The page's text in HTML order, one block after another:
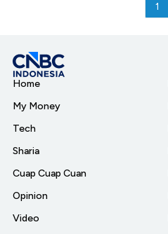
1
Home
My Money
Tech
Sharia
Cuap Cuap Cuan
Opinion
Video